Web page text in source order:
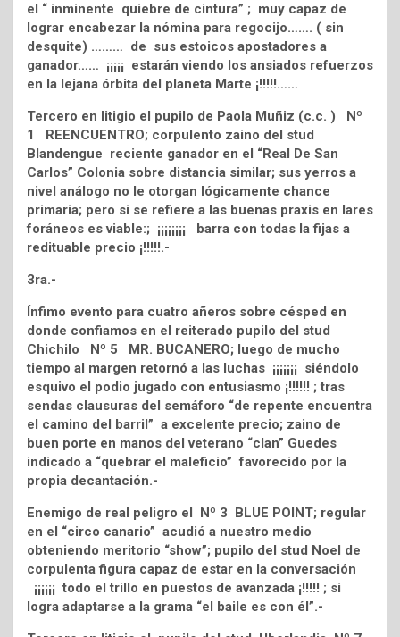
el “ inminente quiebre de cintura” ; muy capaz de
lograr encabezar la nómina para regocijo……. ( sin
desquite) ……… de sus estoicos apostadores a
ganador…… ¡¡¡¡¡ estarán viendo los ansiados refuerzos
en la lejana órbita del planeta Marte ¡!!!!!……
Tercero en litigio el pupilo de Paola Muñiz (c.c. ) Nº
1 REENCUENTRO; corpulento zaino del stud
Blandengue reciente ganador en el “Real De San
Carlos” Colonia sobre distancia similar; sus yerros a
nivel análogo no le otorgan lógicamente chance
primaria; pero si se refiere a las buenas praxis en lares
foráneos es viable:; ¡¡¡¡¡¡¡¡ barra con todas la fijas a
redituable precio ¡!!!!!.-
3ra.-
Ínfimo evento para cuatro añeros sobre césped en
donde confiamos en el reiterado pupilo del stud
Chichilo Nº 5 MR. BUCANERO; luego de mucho
tiempo al margen retornó a las luchas ¡¡¡¡¡¡¡ siéndolo
esquivo el podio jugado con entusiasmo ¡!!!!!! ; tras
sendas clausuras del semáforo “de repente encuentra
el camino del barril” a excelente precio; zaino de
buen porte en manos del veterano “clan” Guedes
indicado a “quebrar el maleficio” favorecido por la
propia decantación.-
Enemigo de real peligro el Nº 3 BLUE POINT; regular
en el “circo canario” acudió a nuestro medio
obteniendo meritorio “show”; pupilo del stud Noel de
corpulenta figura capaz de estar en la conversación
¡¡¡¡¡¡ todo el trillo en puestos de avanzada ¡!!!!! ; si
logra adaptarse a la grama “el baile es con él”.-